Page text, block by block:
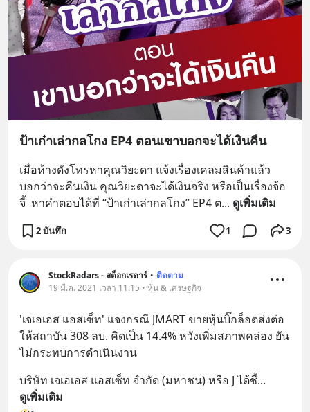
ป้าเก๋าเล่ากลโกง EP4 ตอนเขาบอกจะได้เงินคืน
เมื่อห้างดังโทรหาคุณวิยะดา แจ้งเรื่องเคลมสินค้าแล้ว
บอกว่าจะคืนเงิน คุณวิยะดาจะได้เงินจริง หรือเป็นเรื่องจ้อ
จี้  หาคำตอบได้ที่ “ป้าเก๋าเล่ากลโกง” EP4 ต... ดูเพิ่มเติม
2 บันทึก 1 3
StockRadars - สต็อกเรดาร์ • ติดตาม
19 มี.ค. 2021 เวลา 11:15 • หุ้น & เศรษฐกิจ
'เจเอเอส แอสเซ็ท' แจงกรณี JMART ขายหุ้นบิ๊กล็อตส่งต่อ
ให้สถาบัน 308 ลบ. คิดเป็น 14.4% หวังเพิ่มสภาพคล่อง ยัน
ไม่กระทบการดำเนินงาน
บริษัท เจเอเอส แอสเซ็ท จำกัด (มหาชน) หรือ J ได้ชี้...
ดูเพิ่มเติม